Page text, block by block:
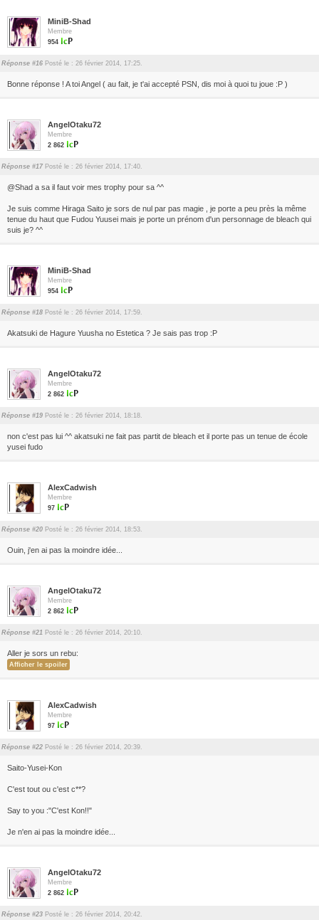
MiniB-Shad
Membre
954
Réponse #16 Posté le : 26 février 2014, 17:25.
Bonne réponse ! A toi Angel ( au fait, je t'ai accepté PSN, dis moi à quoi tu joue :P )
AngelOtaku72
Membre
2 862
Réponse #17 Posté le : 26 février 2014, 17:40.
@Shad a sa il faut voir mes trophy pour sa ^^
Je suis comme Hiraga Saito je sors de nul par pas magie , je porte a peu près la même
tenue du haut que Fudou Yuusei mais je porte un prénom d'un personnage de bleach qui
suis je? ^^
MiniB-Shad
Membre
954
Réponse #18 Posté le : 26 février 2014, 17:59.
Akatsuki de Hagure Yuusha no Estetica ? Je sais pas trop :P
AngelOtaku72
Membre
2 862
Réponse #19 Posté le : 26 février 2014, 18:18.
non c'est pas lui ^^ akatsuki ne fait pas partit de bleach et il porte pas un tenue de école
yusei fudo
AlexCadwish
Membre
97
Réponse #20 Posté le : 26 février 2014, 18:53.
Ouin, j'en ai pas la moindre idée...
AngelOtaku72
Membre
2 862
Réponse #21 Posté le : 26 février 2014, 20:10.
Aller je sors un rebu:
AlexCadwish
Membre
97
Réponse #22 Posté le : 26 février 2014, 20:39.
Saito-Yusei-Kon
C'est tout ou c'est c**?
Say to you :"C'est Kon!!"
Je n'en ai pas la moindre idée...
AngelOtaku72
Membre
2 862
Réponse #23 Posté le : 26 février 2014, 20:42.